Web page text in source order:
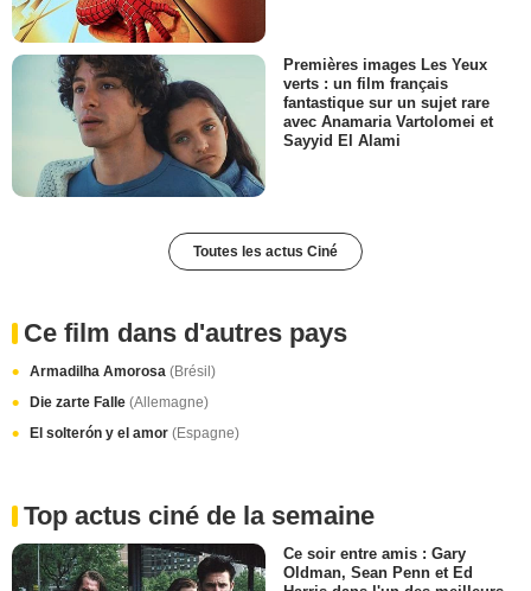
Premières images Les Yeux
verts : un film français
fantastique sur un sujet rare
avec Anamaria Vartolomei et
Sayyid El Alami
Toutes les actus Ciné
Ce film dans d'autres pays
Armadilha Amorosa (Brésil)
Die zarte Falle (Allemagne)
El solterón y el amor (Espagne)
Top actus ciné de la semaine
Ce soir entre amis : Gary
Oldman, Sean Penn et Ed